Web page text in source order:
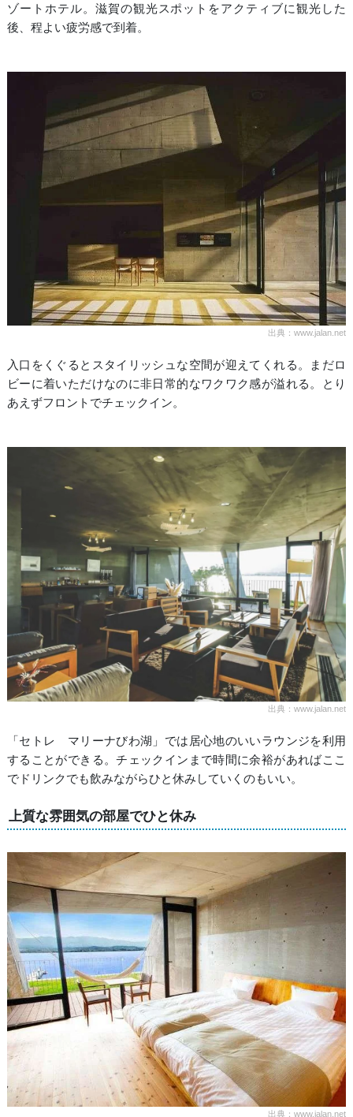
ゾートホテル。滋賀の観光スポットをアクティブに観光した
後、程よい疲労感で到着。
出典：www.jalan.net
入口をくぐるとスタイリッシュな空間が迎えてくれる。まだロ
ビーに着いただけなのに非日常的なワクワク感が溢れる。とり
あえずフロントでチェックイン。
出典：www.jalan.net
「セトレ マリーナびわ湖」では居心地のいいラウンジを利用
することができる。チェックインまで時間に余裕があればここ
でドリンクでも飲みながらひと休みしていくのもいい。
上質な雰囲気の部屋でひと休み
出典：www.jalan.net